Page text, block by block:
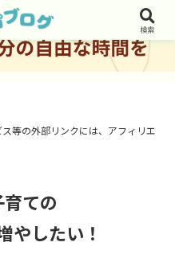
等の外部リンクには、アフィリエ
ての
やしたい！
検索